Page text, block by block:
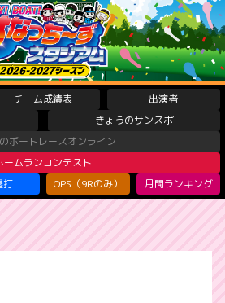
チーム成績表
出演者
きょうのサンスポ
ボートレースオンライン
ームランコンテスト
打 OPS（9Rのみ） 月間ランキング